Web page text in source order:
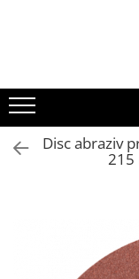
Mobilier Exterior
Articole pentru
Atomizoare
Plase polietilena
Disc abraziv
215